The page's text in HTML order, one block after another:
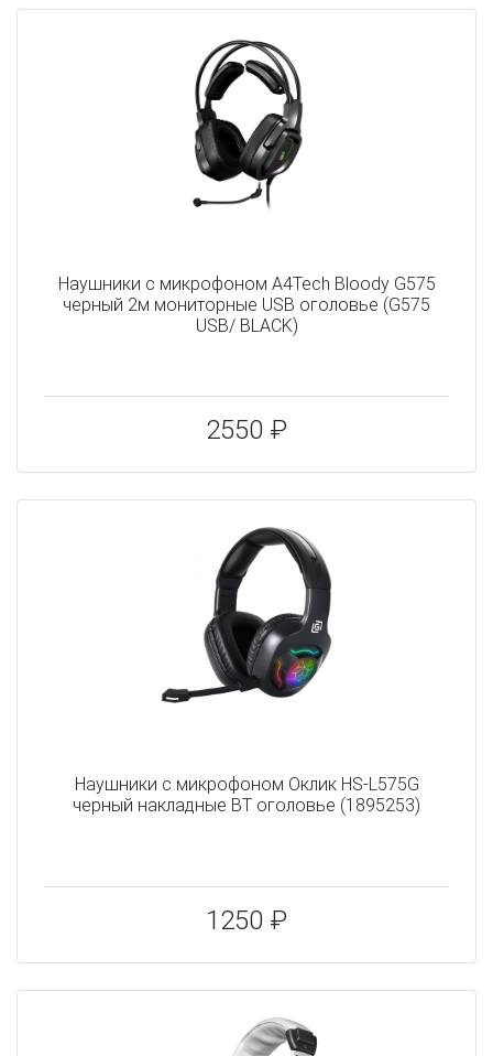
Наушники с микрофоном A4Tech Bloody G575
черный 2м мониторные USB оголовье (G575
USB/ BLACK)
2550 ₽
Наушники с микрофоном Оклик HS-L575G
черный накладные BT оголовье (1895253)
1250 ₽